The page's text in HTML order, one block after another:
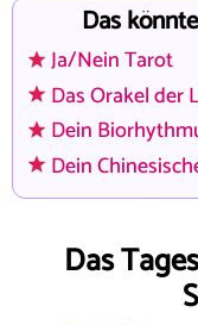
Das
Ja/Nein Tarot
Das Orakel der
Dein
Dein
Das